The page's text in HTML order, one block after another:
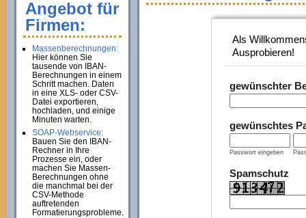
Als
Ausprobieren!
gewünschter
gewünschtes
Passwort eingeben
Spamschutz
Angebot für
Firmen:
Massenberechnungen:
Hier können Sie
tausende von IBAN-
Berechnungen in einem
Schritt machen. Daten
in eine XLS- oder CSV-
Datei exportieren,
hochladen, und einige
Minuten warten.
SOAP-Webservice:
Bauen Sie den IBAN-
Rechner in Ihre
Prozesse ein, oder
machen Sie Massen-
Berechnungen ohne
die manchmal bei der
CSV-Methode
auftretenden
Formatierungsprobleme.